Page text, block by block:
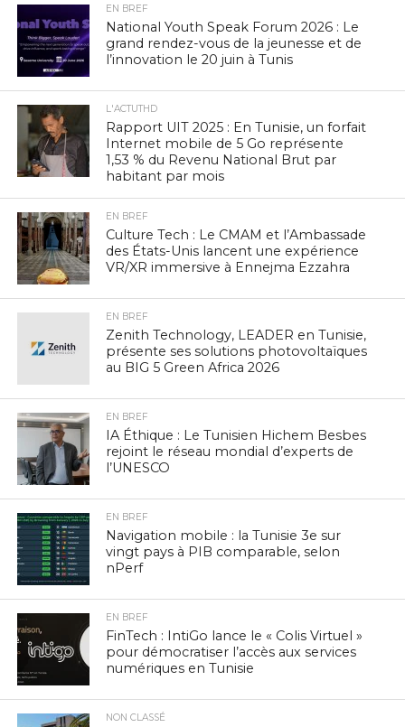
EN BREF
National Youth Speak Forum 2026 : Le
grand rendez-vous de la jeunesse et de
l’innovation le 20 juin à Tunis
L'ACTUTHD
Rapport UIT 2025 : En Tunisie, un forfait
Internet mobile de 5 Go représente
1,53 % du Revenu National Brut par
habitant par mois
EN BREF
Culture Tech : Le CMAM et l’Ambassade
des États-Unis lancent une expérience
VR/XR immersive à Ennejma Ezzahra
EN BREF
Zenith Technology, LEADER en Tunisie,
présente ses solutions photovoltaïques
au BIG 5 Green Africa 2026
EN BREF
IA Éthique : Le Tunisien Hichem Besbes
rejoint le réseau mondial d’experts de
l’UNESCO
EN BREF
Navigation mobile : la Tunisie 3e sur
vingt pays à PIB comparable, selon
nPerf
EN BREF
FinTech : IntiGo lance le « Colis Virtuel »
pour démocratiser l’accès aux services
numériques en Tunisie
NON CLASSÉ